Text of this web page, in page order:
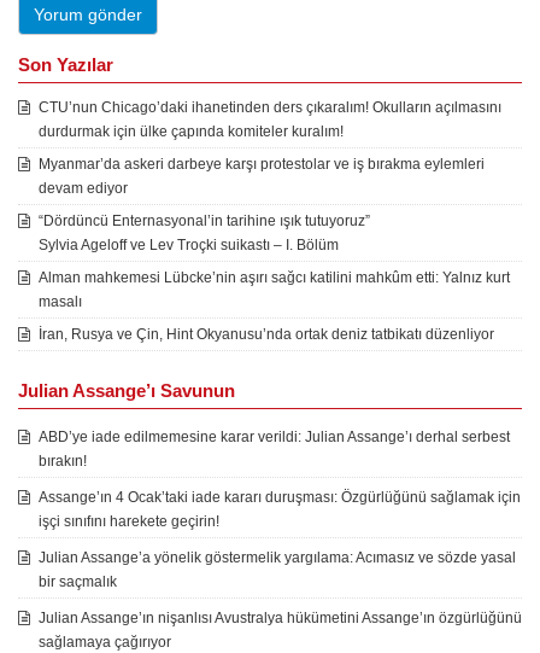
Son Yazılar
CTU’nun Chicago’daki ihanetinden ders çıkaralım! Okulların açılmasını
durdurmak için ülke çapında komiteler kuralım!
Myanmar’da askeri darbeye karşı protestolar ve iş bırakma eylemleri
devam ediyor
“Dördüncü Enternasyonal’in tarihine ışık tutuyoruz”
Sylvia Ageloff ve Lev Troçki suikastı – I. Bölüm
Alman mahkemesi Lübcke’nin aşırı sağcı katilini mahkûm etti: Yalnız kurt
masalı
İran, Rusya ve Çin, Hint Okyanusu’nda ortak deniz tatbikatı düzenliyor
Julian Assange’ı Savunun
ABD’ye iade edilmemesine karar verildi: Julian Assange’ı derhal serbest
bırakın!
Assange’ın 4 Ocak’taki iade kararı duruşması: Özgürlüğünü sağlamak için
işçi sınıfını harekete geçirin!
Julian Assange’a yönelik göstermelik yargılama: Acımasız ve sözde yasal
bir saçmalık
Julian Assange’ın nişanlısı Avustralya hükümetini Assange’ın özgürlüğünü
sağlamaya çağırıyor